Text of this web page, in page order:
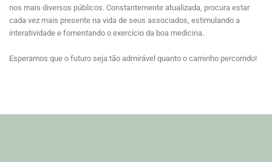
nos mais diversos públicos. Constantemente atualizada, procura estar
cada vez mais presente na vida de seus associados, estimulando a
interatividade e fomentando o exercício da boa medicina.
Esperamos que o futuro seja tão admirável quanto o caminho percorrido!